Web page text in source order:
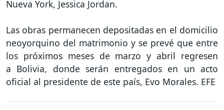
Nueva York, Jessica Jordan.
Las obras permanecen depositadas en el domicilio
neoyorquino del matrimonio y se prevé que entre
los próximos meses de marzo y abril regresen
a Bolivia, donde serán entregados en un acto
oficial al presidente de este país, Evo Morales. EFE